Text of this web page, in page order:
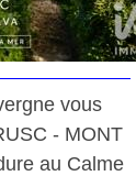
vous
- MONT
au Calme